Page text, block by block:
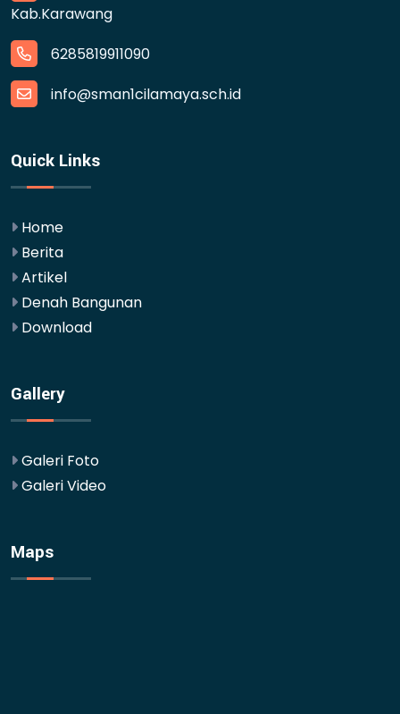
Kab.Karawang
6285819911090
info@sman1cilamaya.sch.id
Quick Links
Home
Berita
Artikel
Denah Bangunan
Download
Gallery
Galeri Foto
Galeri Video
Maps